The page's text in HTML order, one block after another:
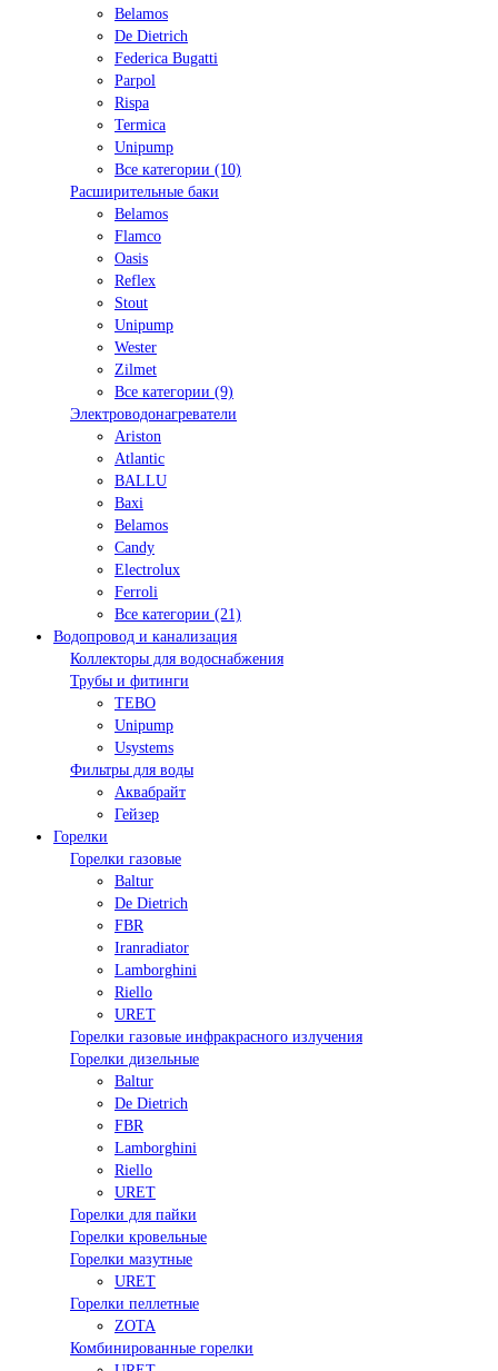
Belamos
De Dietrich
Federica Bugatti
Parpol
Rispa
Termica
Unipump
Все категории (10)
Расширительные баки
Belamos
Flamco
Oasis
Reflex
Stout
Unipump
Wester
Zilmet
Все категории (9)
Электроводонагреватели
Ariston
Atlantic
BALLU
Baxi
Belamos
Candy
Electrolux
Ferroli
Все категории (21)
Водопровод и канализация
Коллекторы для водоснабжения
Трубы и фитинги
TEBO
Unipump
Usystems
Фильтры для воды
Аквабрайт
Гейзер
Горелки
Горелки газовые
Baltur
De Dietrich
FBR
Iranradiator
Lamborghini
Riello
URET
Горелки газовые инфракрасного излучения
Горелки дизельные
Baltur
De Dietrich
FBR
Lamborghini
Riello
URET
Горелки для пайки
Горелки кровельные
Горелки мазутные
URET
Горелки пеллетные
ZOTA
Комбинированные горелки